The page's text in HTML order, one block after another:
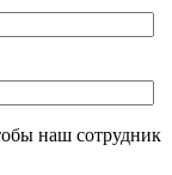
наш сотрудник